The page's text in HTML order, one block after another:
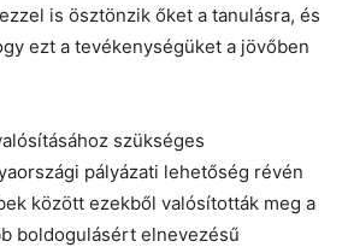
is ösztönzik őket a tanulásra, és
ezt a tevékenységüket a jövőben
szükséges
pályázati lehetőség révén
között ezekből valósították meg a
boldogulásért elnevezésű